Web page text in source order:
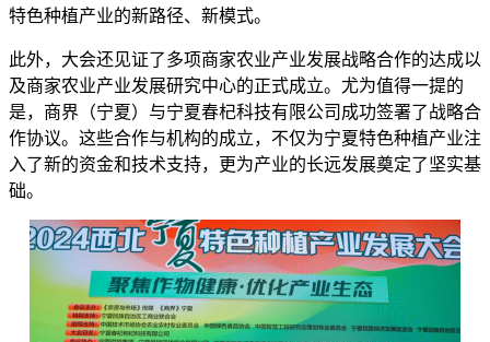
特色种植产业的新路径、新模式。
此外，大会还见证了多项商家农业产业发展战略合作的达成以
及商家农业产业发展研究中心的正式成立。尤为值得一提的
是，商界（宁夏）与宁夏春杞科技有限公司成功签署了战略合
作协议。这些合作与机构的成立，不仅为宁夏特色种植产业注
入了新的资金和技术支持，更为产业的长远发展奠定了坚实基
础。